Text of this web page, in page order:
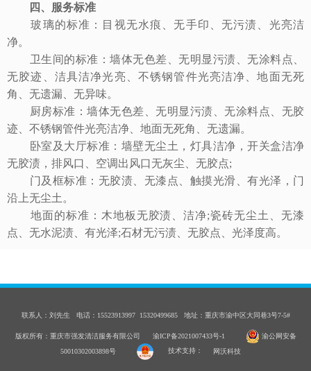
四、服务标准
玻璃的标准：目视无水痕、无手印、无污渍、光亮洁
净。
卫生间的标准：墙体无色差、无明显污渍、无涂料点、
无胶迹、洁具洁净光亮、不锈钢管件光亮洁净、地面无死
角、无遗漏、无异味。
厨房标准：墙体无色差、无明显污渍、无涂料点、无胶
迹、不锈钢管件光亮洁净、地面无死角、无遗漏。
卧室及大厅标准：墙壁无尘土，灯具洁净，开关盒洁净
无胶渍，排风口、空调出风口无灰尘、无胶点;
门及框标准：无胶渍、无漆点、触摸光滑、有光泽，门
沿上无尘土。
地面的标准：木地板无胶渍、洁净;瓷砖无尘土、无漆
点、无水泥渍、有光泽;石材无污渍、无胶点、光泽度高。
联系人：刘先生 电话：15523913997 15320499685 地址：重庆市渝中区大同巷3号7-5#
版权所有：重庆市强发清洁服务有限公司 渝ICP备2021007433号-1
渝公网安备
50010302003898号
技术支持： 网沃科技